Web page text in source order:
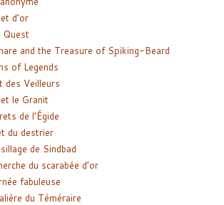
d’or
and the Treasure of Spiking-Beard
of Legends
des Veilleurs
le Granit
de l’Égide
du destrier
de Sindbad
du scarabée d’or
fabuleuse
du Téméraire